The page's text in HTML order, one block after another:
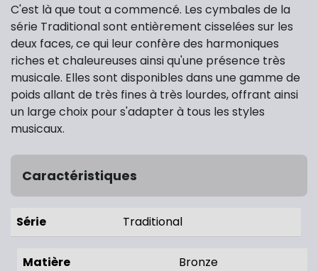
C'est là que tout a commencé. Les cymbales de la
série Traditional sont entièrement cisselées sur les
deux faces, ce qui leur confère des harmoniques
riches et chaleureuses ainsi qu'une présence très
musicale. Elles sont disponibles dans une gamme de
poids allant de très fines à très lourdes, offrant ainsi
un large choix pour s'adapter à tous les styles
musicaux.
Caractéristiques
Série Traditional
Matière Bronze